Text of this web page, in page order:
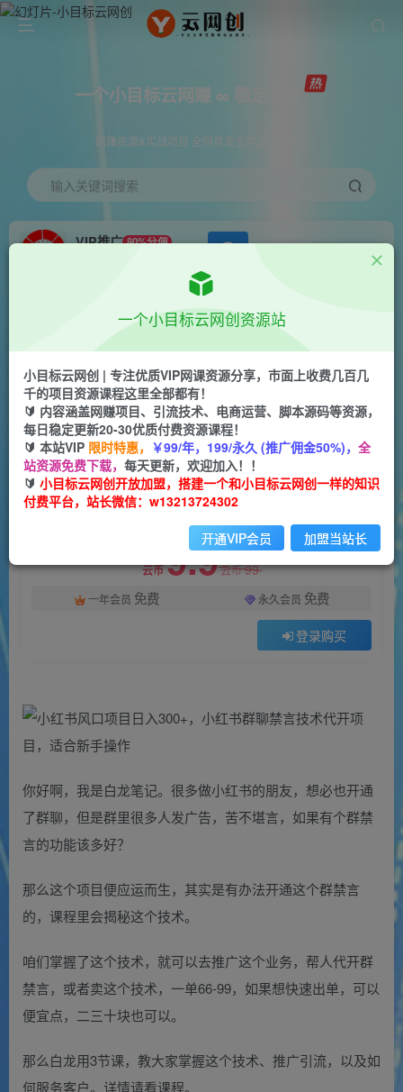
一个小目标云网赚 ∞ 稳定更新
网赚资源&实战项目 全网首发全年365天更新
输入关键词搜索
VIP推广 80%分佣
会员免费 正文
小红书风口项目日入300+，小红书群聊禁言技术
代开项目，适合新手操作
一个小目标云网创
2年前发布
关注 私信
1036 134
此内容为付费阅读，请付费后查看
云币9.9云币99
一年会员 免费 永久会员 免费
登录购买
付费阅读
你好啊，我是白龙笔记。很多做小红书的朋友，想必也开通
了群聊，但是群里很多人发广告，苦不堪言，如果有个群禁
言的功能该多好？
那么这个项目便应运而生，其实是有办法开通这个群禁言
的，课程里会揭秘这个技术。
咱们掌握了这个技术，就可以去推广这个业务，帮人代开群
禁言，或者卖这个技术，一单66-99，如果想快速出单，可以
便宜点，二三十块也可以。
那么白龙用3节课，教大家掌握这个技术、推广引流，以及如
何服务客户。详情请看课程。
一个小目标云网创资源站
小目标云网创 | 专注优质VIP网课资源分享，市面上收费几百几
千的项目资源课程这里全部都有！
🔰 内容涵盖网赚项目、引流技术、电商运营、脚本源码等资源，
每日稳定更新20-30优质付费资源课程！
🔰 本站VIP 限时特惠， ￥99/年，199/永久 (推广佣金50%)， 全
站资源免费下载， 每天更新，欢迎加入！！
🔰 小目标云网创开放加盟，搭建一个和小目标云网创一样的知识
付费平台，站长微信：w13213724302
开通VIP会员 加盟当站长